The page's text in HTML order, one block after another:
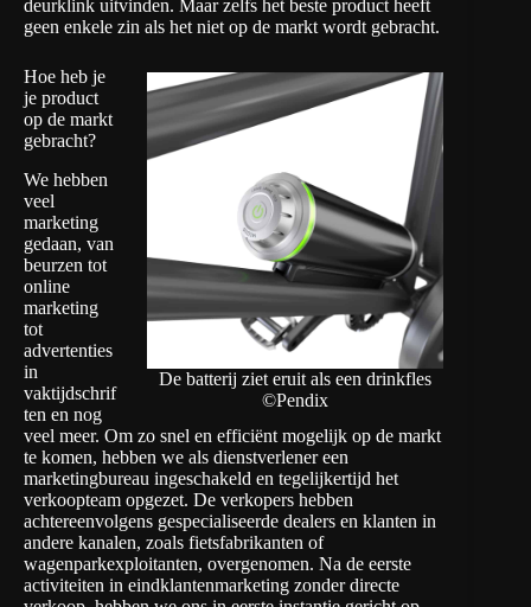
deurklink uitvinden. Maar zelfs het beste product heeft
geen enkele zin als het niet op de markt wordt gebracht.
De batterij ziet eruit als een drinkfles
©Pendix
Hoe heb je
je product
op de markt
gebracht?
We hebben
veel
marketing
gedaan, van
beurzen tot
online
marketing
tot
advertenties
in
vaktijdschrif
ten en nog
veel meer. Om zo snel en efficiënt mogelijk op de markt
te komen, hebben we als dienstverlener een
marketingbureau ingeschakeld en tegelijkertijd het
verkoopteam opgezet. De verkopers hebben
achtereenvolgens gespecialiseerde dealers en klanten in
andere kanalen, zoals fietsfabrikanten of
wagenparkexploitanten, overgenomen. Na de eerste
activiteiten in eindklantenmarketing zonder directe